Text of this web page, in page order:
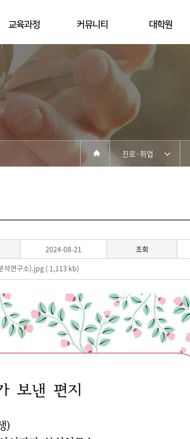
교육과정 커뮤니티 대학원
진로·취업
교육과정
커뮤니티
홈페이지가이드
2024-08-21 조회
석연구소).jpg ( 1,113 kb)